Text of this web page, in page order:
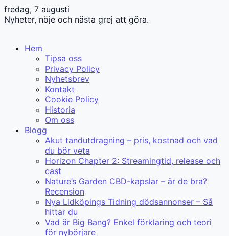
fredag, 7 augusti
Nyheter, nöje och nästa grej att göra.
Hem
Tipsa oss
Privacy Policy
Nyhetsbrev
Kontakt
Cookie Policy
Historia
Om oss
Blogg
Akut tandutdragning – pris, kostnad och vad
du bör veta
Horizon Chapter 2: Streamingtid, release och
cast
Nature’s Garden CBD-kapslar – är de bra?
Recension
Nya Lidköpings Tidning dödsannonser – Så
hittar du
Vad är Big Bang? Enkel förklaring och teori
för nybörjare